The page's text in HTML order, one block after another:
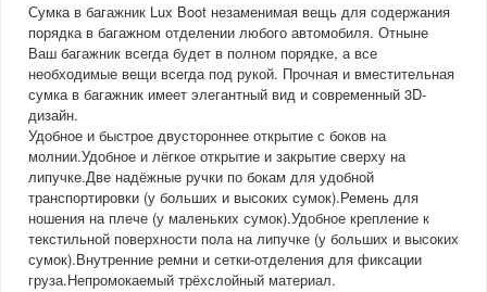
Сумка в багажник Lux Boot незаменимая вещь для содержания
порядка в багажном отделении любого автомобиля. Отныне
Ваш багажник всегда будет в полном порядке, а все
необходимые вещи всегда под рукой. Прочная и вместительная
сумка в багажник имеет элегантный вид и современный 3D-
дизайн.
Удобное и быстрое двустороннее открытие с боков на
молнии.Удобное и лёгкое открытие и закрытие сверху на
липучке.Две надёжные ручки по бокам для удобной
транспортировки (у больших и высоких сумок).Ремень для
ношения на плече (у маленьких сумок).Удобное крепление к
текстильной поверхности пола на липучке (у больших и высоких
сумок).Внутренние ремни и сетки-отделения для фиксации
груза.Непромокаемый трёхслойный материал.